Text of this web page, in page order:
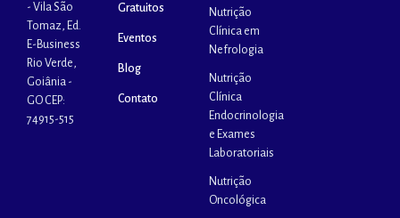
- Vila São
Tomaz, Ed.
E-Business
Rio Verde,
Goiânia -
GO CEP:
74915-515
Gratuitos
Eventos
Blog
Contato
Nutrição
Clínica em
Nefrologia
Nutrição
Clínica
Endocrinologia
e Exames
Laboratoriais
Nutrição
Oncológica